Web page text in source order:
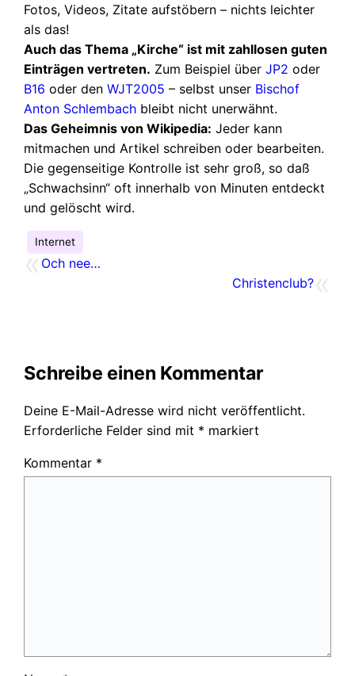
Fotos, Videos, Zitate aufstöbern – nichts leichter
als das!
Auch das Thema „Kirche“ ist mit zahllosen guten
Einträgen vertreten. Zum Beispiel überJP2 oder
B16 oder denWJT2005 – selbst unser Bischof
Anton Schlembach bleibt nicht unerwähnt.
Das Geheimnis von Wikipedia: Jeder kann
mitmachen und Artikel schreiben oder bearbeiten.
Die gegenseitige Kontrolle ist sehr groß, so daß
„Schwachsinn“ oft innerhalb von Minuten entdeckt
und gelöscht wird.
Internet
«Och nee…
«
Christenclub?
Schreibe einen Kommentar
Deine E-Mail-Adresse wird nicht veröffentlicht.
Erforderliche Felder sind mit * markiert
Kommentar *